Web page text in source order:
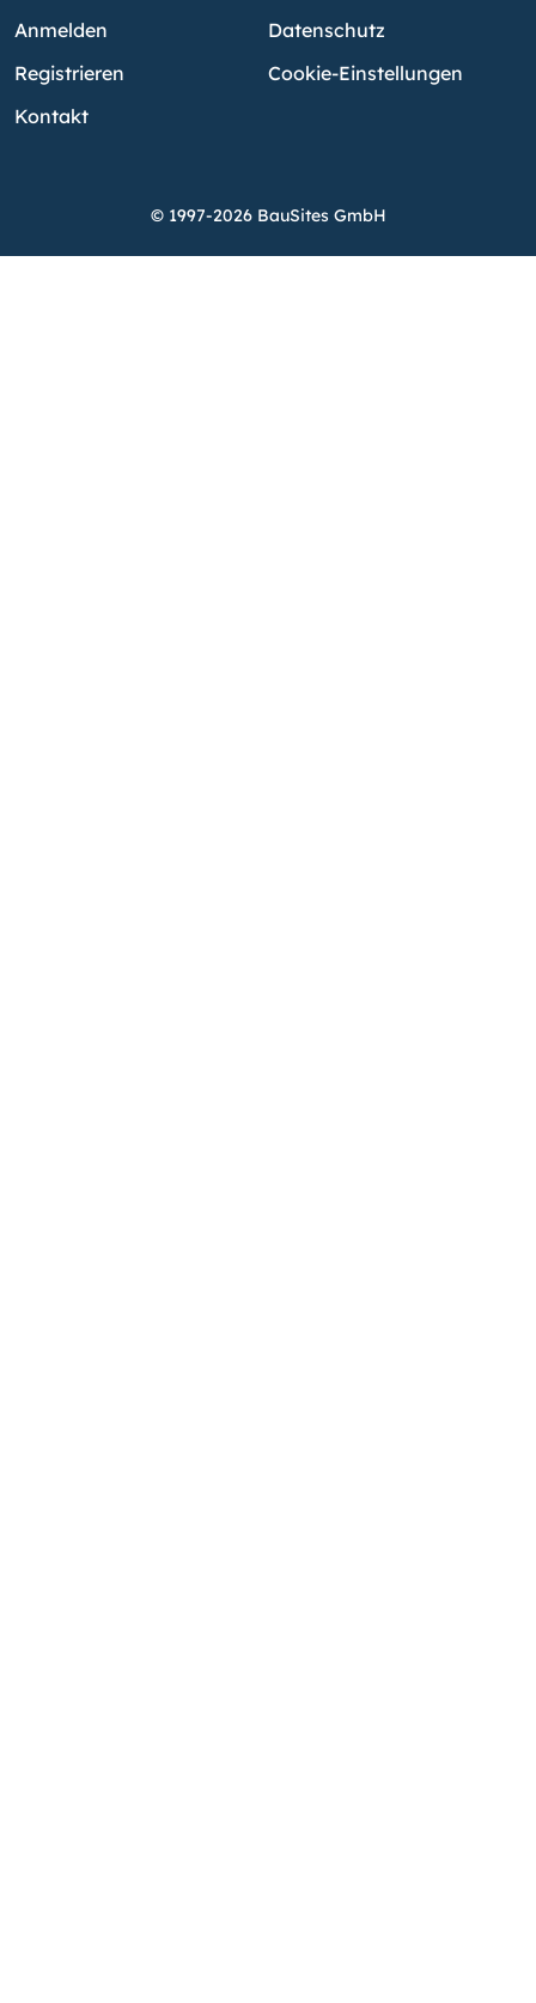
Anmelden
Registrieren
Kontakt
Datenschutz
Cookie-Einstellungen
© 1997-2026 BauSites GmbH